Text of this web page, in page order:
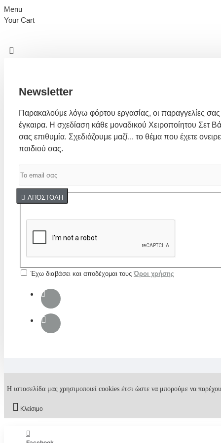
Menu
Your Cart
Newsletter
Παρακαλούμε λόγω φόρτου εργασίας, οι παραγγελίες σας
έγκαιρα. Η σχεδίαση κάθε μοναδικού Χειροποίητου Σετ
σας επιθυμία. Σχεδιάζουμε μαζί... το θέμα που έχετε
παιδιού σας.
ΑΠΟΣΤΟΛΉ
Captcha
Έχω διαβάσει και αποδέχομαι τους Όροι χρήσης
Η ιστοσελίδα μας χρησιμοποιεί cookies έτσι ώστε να μπορούμε να
Κλείσιμο